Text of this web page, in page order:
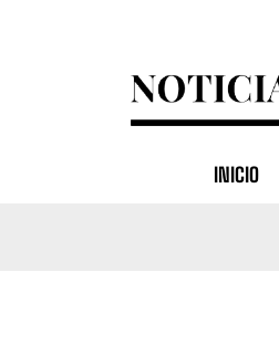
INICIO